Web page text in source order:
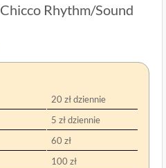
Rhythm/Sound
20 zł dziennie
5 zł dziennie
60 zł
100 zł